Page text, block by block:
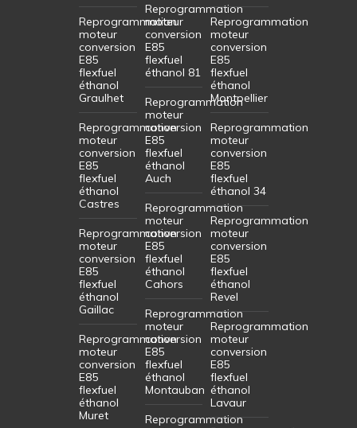
Reprogrammation
moteur
conversion
E85
flexfuel
éthanol
Graulhet
Reprogrammation
moteur
conversion
E85
flexfuel
éthanol
Castres
Reprogrammation
moteur
conversion
E85
flexfuel
éthanol
Gaillac
Reprogrammation
moteur
conversion
E85
flexfuel
éthanol
Muret
Reprogrammation
moteur
conversion
E85
flexfuel
éthanol 81
Reprogrammation
moteur
conversion
E85
flexfuel
éthanol
Auch
Reprogrammation
moteur
conversion
E85
flexfuel
éthanol
Cahors
Reprogrammation
moteur
conversion
E85
flexfuel
éthanol
Montauban
Reprogrammation
Reprogrammation
moteur
conversion
E85
flexfuel
éthanol
Montpellier
Reprogrammation
moteur
conversion
E85
flexfuel
éthanol 34
Reprogrammation
moteur
conversion
E85
flexfuel
éthanol
Revel
Reprogrammation
moteur
conversion
E85
flexfuel
éthanol
Lavaur